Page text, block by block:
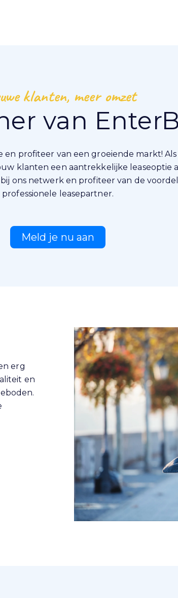
klanten, meer omzet
van
profiteer van een groeiende markt!
klanten een aantrekkelijke leaseoptie
ons netwerk en profiteer van de
professionele leasepartner.
Meld je nu aan
erg
en